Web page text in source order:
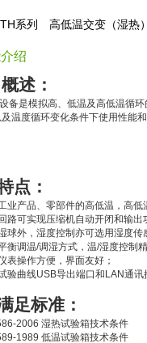
系列 高低温交变（湿热）
绍
述：
模拟高、低温及高低温循环的
温度循环变化条件下使用性能
点：
业产品、零部件的高低温，高低
路可实现压缩机自动开闭和输出
球外，湿度控制亦可选用湿度传
衡调温/调湿方式，温/湿度控制
表操作方便，界面友好；
验曲线USB导出端口和LAN通讯
足标准：
2006 湿热试验箱技术条件
1989 低温试验箱技术条件